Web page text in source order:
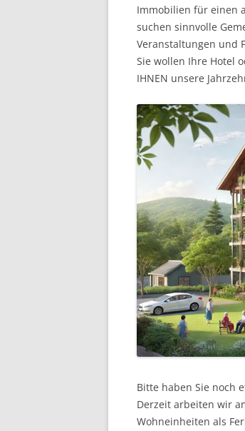
Immobilien für einen
suchen sinnvolle
Veranstaltungen und
Sie wollen Ihre Hotel
IHNEN unsere
Bitte haben Sie noch
Derzeit arbeiten wir
Wohneinheiten als